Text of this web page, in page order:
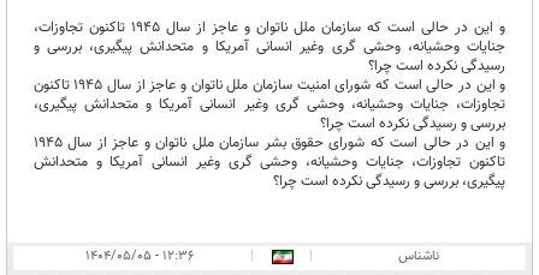
و این در حالی است که سازمان ملل ناتوان و عاجز از سال 1945 تاکنون تجاوزات،
جنایات وحشیانه، وحشی گری وغیر انسانی آمریکا و متحدانش پیگیری، بررسی و
رسیدگی نکرده است چرا؟
و این در حالی است که شورای امنیت سازمان ملل ناتوان و عاجز از سال 1945 تاکنون
تجاوزات، جنایات وحشیانه، وحشی گری وغیر انسانی آمریکا و متحدانش پیگیری،
بررسی و رسیدگی نکرده است چرا؟
و این در حالی است که شورای حقوق بشر سازمان ملل ناتوان و عاجز از سال 1945
تاکنون تجاوزات، جنایات وحشیانه، وحشی گری وغیر انسانی آمریکا و متحدانش
پیگیری، بررسی و رسیدگی نکرده است چرا؟
ناشناس |
|
۱۲:۳۶ - ۱۴۰۴/۰۵/۰۵